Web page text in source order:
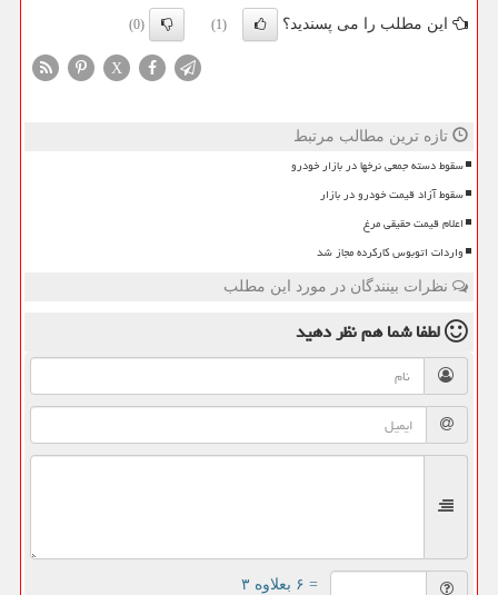
این مطلب را می پسندید؟ (1)
(0)
X
تازه ترین مطالب مرتبط
سقوط دسته جمعی نرخها در بازار خودرو
سقوط آزاد قیمت خودرو در بازار
اعلام قیمت حقیقی مرغ
واردات اتوبوس کارکرده مجاز شد
نظرات بینندگان در مورد این مطلب
لطفا شما همنظر دهید
= ۶ بعلاوه ۳